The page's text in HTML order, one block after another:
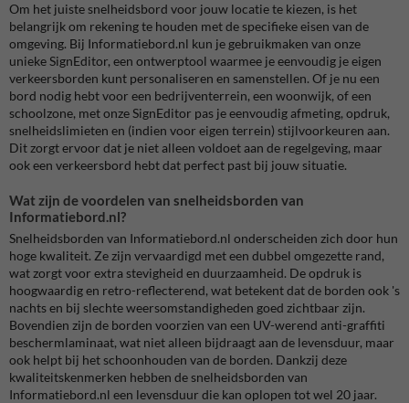
Om het juiste snelheidsbord voor jouw locatie te kiezen, is het
belangrijk om rekening te houden met de specifieke eisen van de
omgeving. Bij Informatiebord.nl kun je gebruikmaken van onze
unieke SignEditor, een ontwerptool waarmee je eenvoudig je eigen
verkeersborden kunt personaliseren en samenstellen. Of je nu een
bord nodig hebt voor een bedrijventerrein, een woonwijk, of een
schoolzone, met onze SignEditor pas je eenvoudig afmeting, opdruk,
snelheidslimieten en (indien voor eigen terrein) stijlvoorkeuren aan.
Dit zorgt ervoor dat je niet alleen voldoet aan de regelgeving, maar
ook een verkeersbord hebt dat perfect past bij jouw situatie.
Wat zijn de voordelen van snelheidsborden van
Informatiebord.nl?
Snelheidsborden van Informatiebord.nl onderscheiden zich door hun
hoge kwaliteit. Ze zijn vervaardigd met een dubbel omgezette rand,
wat zorgt voor extra stevigheid en duurzaamheid. De opdruk is
hoogwaardig en retro-reflecterend, wat betekent dat de borden ook 's
nachts en bij slechte weersomstandigheden goed zichtbaar zijn.
Bovendien zijn de borden voorzien van een UV-werend anti-graffiti
beschermlaminaat, wat niet alleen bijdraagt aan de levensduur, maar
ook helpt bij het schoonhouden van de borden. Dankzij deze
kwaliteitskenmerken hebben de snelheidsborden van
Informatiebord.nl een levensduur die kan oplopen tot wel 20 jaar.